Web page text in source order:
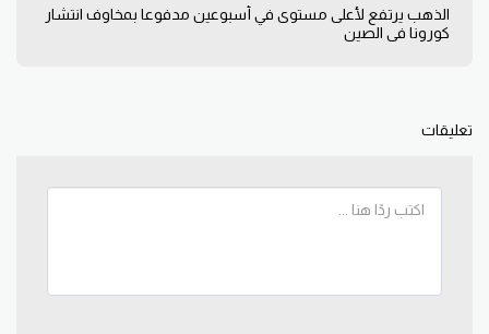
الذهب يرتفع لأعلى مستوى في أسبوعين مدفوعا بمخاوف انتشار
كورونا في الصين
تعليقات